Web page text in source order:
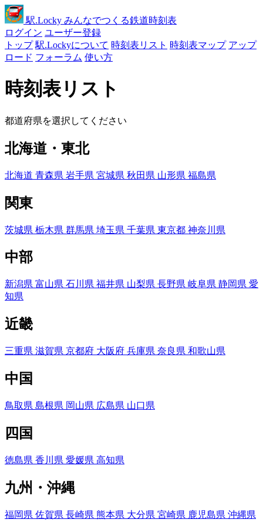
駅.Locky みんなでつくる鉄道時刻表
ログイン ユーザー登録
トップ 駅.Lockyについて 時刻表リスト 時刻表マップ アップ
ロード フォーラム 使い方
時刻表リスト
都道府県を選択してください
北海道・東北
北海道 青森県 岩手県 宮城県 秋田県 山形県 福島県
関東
茨城県 栃木県 群馬県 埼玉県 千葉県 東京都 神奈川県
中部
新潟県 富山県 石川県 福井県 山梨県 長野県 岐阜県 静岡県 愛
知県
近畿
三重県 滋賀県 京都府 大阪府 兵庫県 奈良県 和歌山県
中国
鳥取県 島根県 岡山県 広島県 山口県
四国
徳島県 香川県 愛媛県 高知県
九州・沖縄
福岡県 佐賀県 長崎県 熊本県 大分県 宮崎県 鹿児島県 沖縄県